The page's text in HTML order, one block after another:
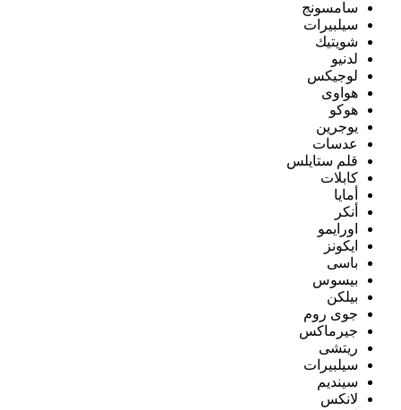
سامسونج
سيلبيرات
شويتيك
لدنيو
لوجيكس
هواوى
هوكو
يوجرين
عدسات
قلم ستايلس
كابلات
أمايا
أنكر
اورايمو
ايكونز
باسى
بيسوس
بيلكن
جوى روم
جيرماكس
ريتشى
سيلبيرات
سينديم
لانكس